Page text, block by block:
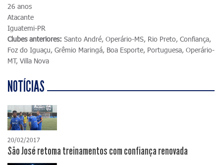
26 anos
Atacante
Iguatemi-PR
Clubes anteriores: Santo André, Operário-MS, Rio Preto, Confiança,
Foz do Iguaçu, Grêmio Maringá, Boa Esporte, Portuguesa, Operário-
MT, Villa Nova
NOTÍCIAS
20/02/2017
São José retoma treinamentos com confiança renovada